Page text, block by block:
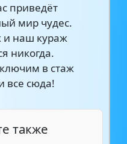
приведёт
мир чудес.
и наш кураж
никогда.
в стаж
все сюда!
также